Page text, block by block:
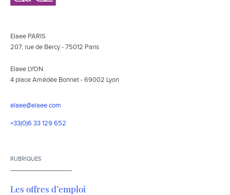
Elaee PARIS
207, rue de Bercy - 75012 Paris
Elaee LYON
4 place Amédée Bonnet - 69002 Lyon
elaee@elaee.com
+33(0)6 33 129 652
RUBRIQUES
Les offres d’emploi